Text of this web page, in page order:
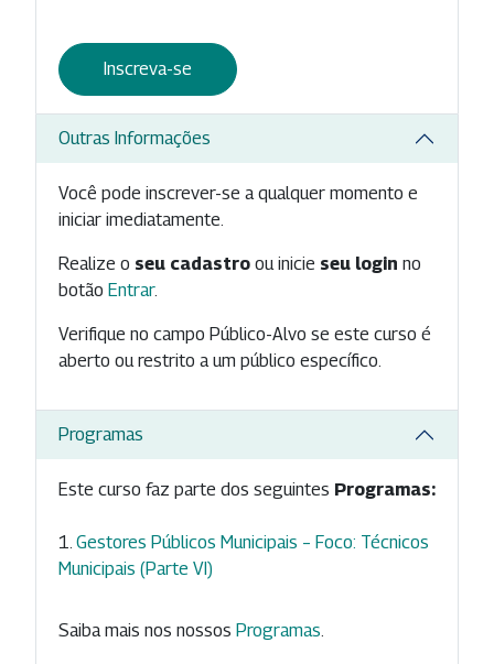
Inscreva-se
Outras Informações
Você pode inscrever-se a qualquer momento e
iniciar imediatamente.
Realize o seu cadastro ou inicie seu login no
botão Entrar.
Verifique no campo Público-Alvo se este curso é
aberto ou restrito a um público específico.
Programas
Este curso faz parte dos seguintes Programas:
Gestores Públicos Municipais – Foco: Técnicos
Municipais (Parte VI)
Saiba mais nos nossos Programas